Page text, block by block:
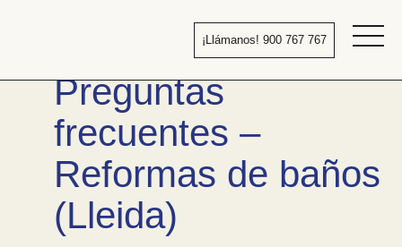
por
ducha
¡Llámanos! 900 767 767
Preguntas
frecuentes –
Reformas de baños
(Lleida)